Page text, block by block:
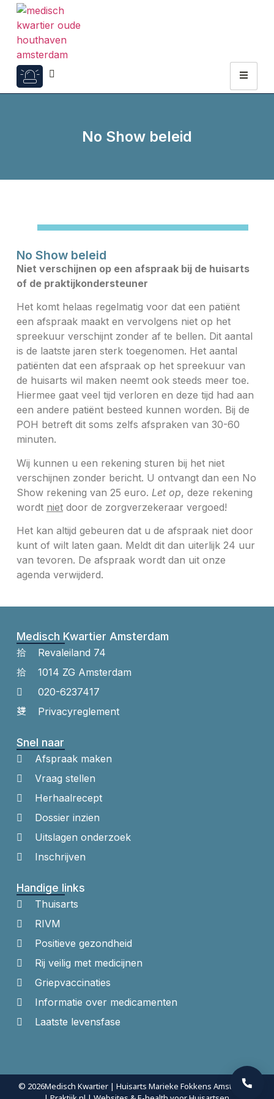
No Show beleid
No Show beleid
Niet verschijnen op een afspraak bij de huisarts
of de praktijkondersteuner
Het komt helaas regelmatig voor dat een patiënt
een afspraak maakt en vervolgens niet op het
spreekuur verschijnt zonder af te bellen. Dit aantal
is de laatste jaren sterk toegenomen. Het aantal
patiënten dat een afspraak op het spreekuur van
de huisarts wil maken neemt ook steeds meer toe.
Hiermee gaat veel tijd verloren en deze tijd had aan
een andere patiënt besteed kunnen worden. Bij de
POH betreft dit soms zelfs afspraken van 30-60
minuten.
Wij kunnen u een rekening sturen bij het niet
verschijnen zonder bericht. U ontvangt dan een No
Show rekening van 25 euro. Let op, deze rekening
wordt nietdoor de zorgverzekeraar vergoed!
Het kan altijd gebeuren dat u de afspraak niet door
kunt of wilt laten gaan. Meldt dit dan uiterlijk 24 uur
van tevoren. De afspraak wordt dan uit onze
agenda verwijderd.
Medisch Kwartier Amsterdam
Revaleiland 74
1014 ZG Amsterdam
020-6237417
Privacyreglement
Snel naar
Afspraak maken
Vraag stellen
Herhaalrecept
Dossier inzien
Uitslagen onderzoek
Inschrijven
Handige links
Thuisarts
RIVM
Positieve gezondheid
Rij veilig met medicijnen
Griepvaccinaties
Informatie over medicamenten
Laatste levensfase
© 2026Medisch Kwartier | Huisarts Marieke Fokkens Amsterdam